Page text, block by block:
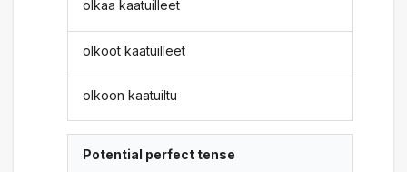
olkaa kaatuilleet
olkoot kaatuilleet
olkoon kaatuiltu
Potential perfect tense